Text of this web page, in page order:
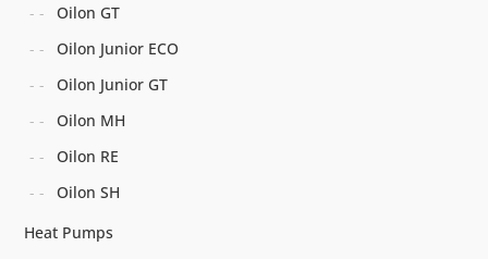
Oilon GT
Oilon Junior ECO
Oilon Junior GT
Oilon MH
Oilon RE
Oilon SH
Heat Pumps